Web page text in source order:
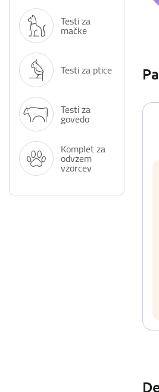
Testi za
mačke
Testi za ptice
Testi za
govedo
Komplet za
odvzem
vzorcev